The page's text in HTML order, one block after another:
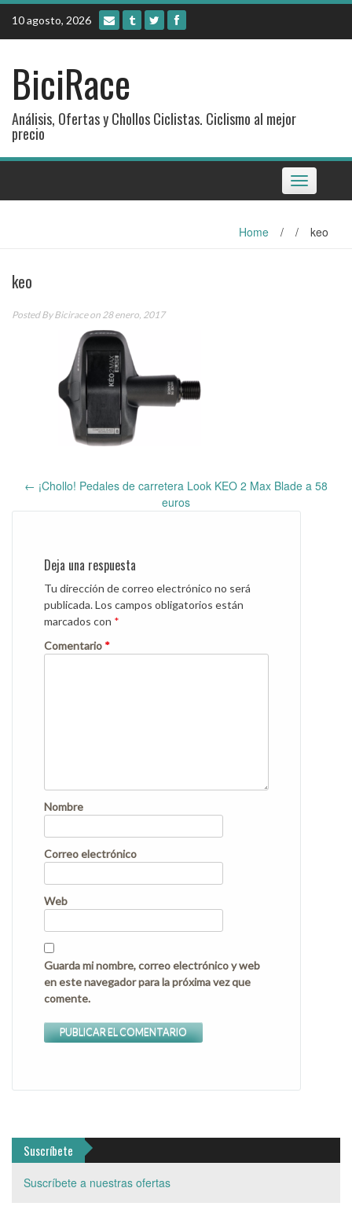
Skip
content
10 agosto, 2026
BiciRace
Análisis, Ofertas y Chollos Ciclistas. Ciclismo al mejor
precio
Toggle
navigation
Home / / keo
keo
Posted ByBiciraceon 28 enero, 2017
navigation
← ¡Chollo! Pedales de carretera Look KEO 2 Max Blade a 58
euros
Deja una respuesta
Tu dirección de correo electrónico no será
publicada.Los campos obligatorios están
marcados con *
Comentario *
Nombre
Correo electrónico
Web
Guarda mi nombre, correo electrónico y web
en este navegador para la próxima vez que
comente.
Suscríbete
Suscríbete a nuestras ofertas